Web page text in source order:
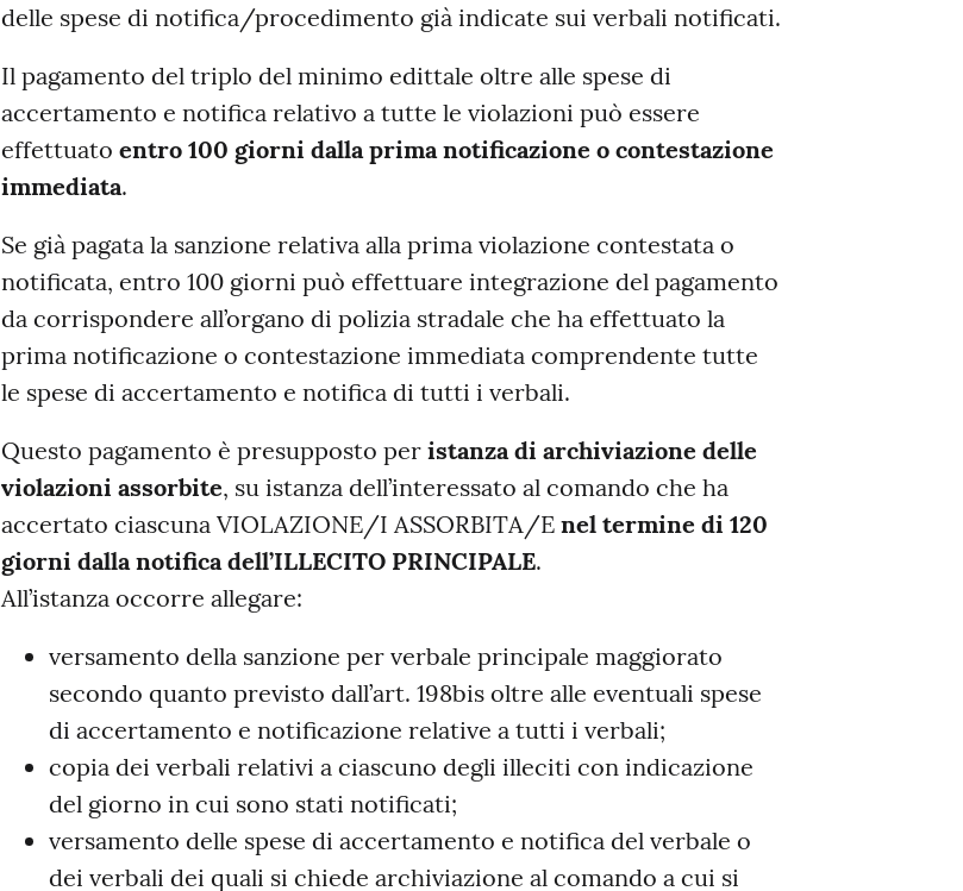
delle spese di notifica/procedimento già indicate sui verbali notificati.
Il pagamento del triplo del minimo edittale oltre alle spese di
accertamento e notifica relativo a tutte le violazioni può essere
effettuato entro 100 giorni dalla prima notificazione o contestazione
immediata.
Se già pagata la sanzione relativa alla prima violazione contestata o
notificata, entro 100 giorni può effettuare integrazione del pagamento
da corrispondere all’organo di polizia stradale che ha effettuato la
prima notificazione o contestazione immediata comprendente tutte
le spese di accertamento e notifica di tutti i verbali.
Questo pagamento è presupposto peristanza di archiviazione delle
violazioni assorbite, su istanza dell’interessato al comando che ha
accertato ciascuna VIOLAZIONE/I ASSORBITA/E nel termine di 120
giorni dalla notifica dell’ILLECITO PRINCIPALE.
All’istanza occorre allegare:
versamento della sanzione per verbale principale maggiorato
secondo quanto previsto dall’art. 198bis oltre alle eventuali spese
di accertamento e notificazione relative a tutti i verbali;
copia dei verbali relativi a ciascuno degli illeciti con indicazione
del giorno in cui sono stati notificati;
versamento delle spese di accertamento e notifica del verbale o
dei verbali dei quali si chiede archiviazione al comando a cui si